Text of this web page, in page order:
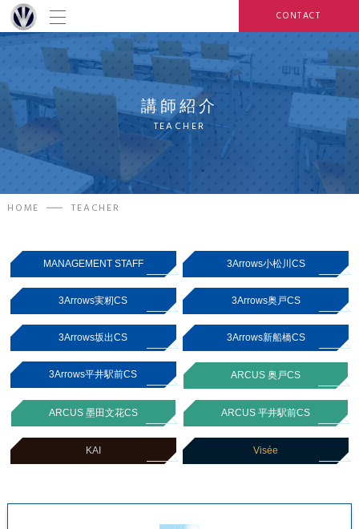
CONTACT
講師紹介
TEACHER
HOME TEACHER
MANAGEMENT STAFF 3Arrows小松川CS
3Arrows実籾CS 3Arrows奥戸CS
3Arrows坂出CS 3Arrows新船橋CS
3Arrows平井駅前CS ARCUS 奥戸CS
ARCUS 墨田文花CS ARCUS 平井駅前CS
KAI Visée